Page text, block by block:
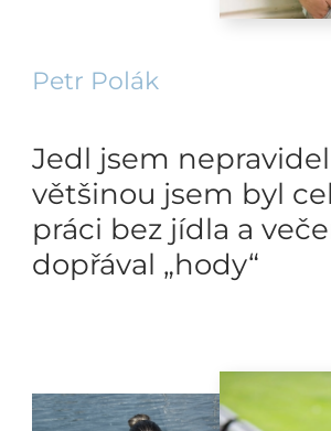
Petr Polák
Jedl jsem
většinou jsem byl
práci bez jídla a
dopřával „hody“